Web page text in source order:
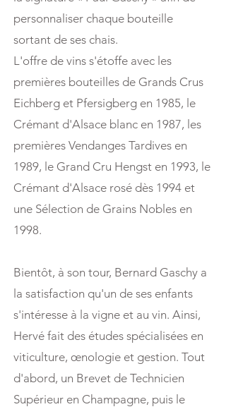
personnaliser chaque bouteille
sortant de ses chais.
L'offre de vins s'étoffe avec les
premières bouteilles de Grands Crus
Eichberg et Pfersigberg en 1985, le
Crémant d'Alsace blanc en 1987, les
premières Vendanges Tardives en
1989, le Grand Cru Hengst en 1993, le
Crémant d'Alsace rosé dès 1994 et
une Sélection de Grains Nobles en
1998.
Bientôt, à son tour, Bernard Gaschy a
la satisfaction qu'un de ses enfants
s'intéresse à la vigne et au vin. Ainsi,
Hervé fait des études spécialisées en
viticulture, œnologie et gestion. Tout
d'abord, un Brevet de Technicien
Supérieur en Champagne, puis le